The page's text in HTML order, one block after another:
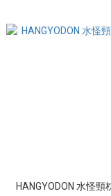
HANGYODON 水怪頸